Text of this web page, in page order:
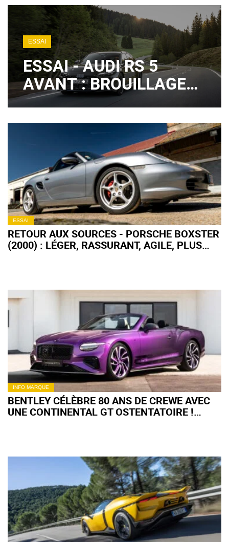
ESSAI
ESSAI - AUDI RS 5
AVANT : BROUILLAGE
DE PISTES ?
ESSAI
RETOUR AUX SOURCES - PORSCHE BOXSTER
(2000) : LÉGER, RASSURANT, AGILE, PLUS
INFO MARQUE
BENTLEY CÉLÈBRE 80 ANS DE CREWE AVEC
UNE CONTINENTAL GT OSTENTATOIRE !